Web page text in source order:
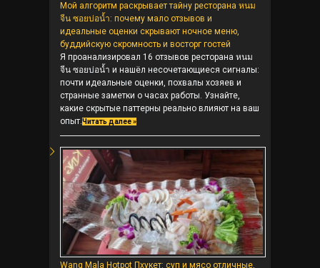
Мой алгоритм раскрывает тайну ресторана หนม
จีน ซอยบ่อน้ำ: почему мало отзывов и
идеальные оценки скрывают ночное меню,
буддийскую скромность и восторг гостей
Я проанализировал 16 отзывов ресторана หนม
จีน ซอยบ่อน้ำ и нашёл несочетающиеся сигналы:
почти идеальные оценки, похвалы хозяев и
странные заметки о часах работы. Узнайте,
какие скрытые паттерны реально влияют на ваш
опыт.Читать далее »
Wang Mala Hotpot Пхукет: суп и мясо отличные,